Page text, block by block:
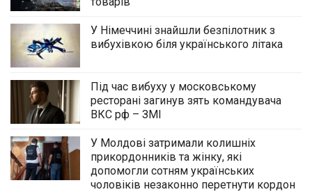
У Німеччині знайшли безпілотник з
вибухівкою біля українського літака
Під час вибуху у московському
ресторані загинув зять командувача
ВКС рф – ЗМІ
У Молдові затримали колишніх
прикордонників та жінку, які
допомогли сотням українських
чоловіків незаконно перетнути кордон